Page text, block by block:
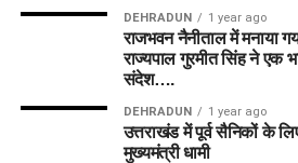
Wicketkeepers
Joe Clarke
Donovan Ferreira
DEHRADUN 1 year ago
राजभवन नैनीताल में मनाया
राज्यपाल गुरमीत सिंह ने एक
संदेश….
DEHRADUN 1 year ago
उत्तराखंड में पूर्व सैनिकों के
मुख्यमंत्री धामी